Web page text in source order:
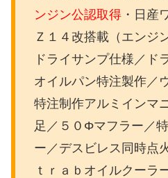
ンジン公認取得 ・日産
Ｚ１４改搭載（エンジ
ドライサンプ仕様／ド
オイルパン特注製作／
特注制作アルミインマ
足／５０Φマフラー／
ー／デスビレス同時点
ｔｒａｂオイルクーラ